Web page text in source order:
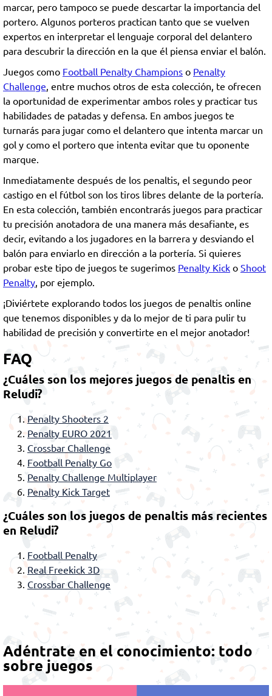
marcar, pero tampoco se puede descartar la importancia del
portero. Algunos porteros practican tanto que se vuelven
expertos en interpretar el lenguaje corporal del delantero
para descubrir la dirección en la que él piensa enviar el balón.
Juegos como Football Penalty Champions o Penalty
Challenge, entre muchos otros de esta colección, te ofrecen
la oportunidad de experimentar ambos roles y practicar tus
habilidades de patadas y defensa. En ambos juegos te
turnarás para jugar como el delantero que intenta marcar un
gol y como el portero que intenta evitar que tu oponente
marque.
Inmediatamente después de los penaltis, el segundo peor
castigo en el fútbol son los tiros libres delante de la portería.
En esta colección, también encontrarás juegos para practicar
tu precisión anotadora de una manera más desafiante, es
decir, evitando a los jugadores en la barrera y desviando el
balón para enviarlo en dirección a la portería. Si quieres
probar este tipo de juegos te sugerimos Penalty Kick o Shoot
Penalty, por ejemplo.
¡Diviértete explorando todos los juegos de penaltis online
que tenemos disponibles y da lo mejor de ti para pulir tu
habilidad de precisión y convertirte en el mejor anotador!
FAQ
¿Cuáles son los mejores juegos de penaltis en
Reludi?
Penalty Shooters 2
Penalty EURO 2021
Crossbar Challenge
Football Penalty Go
Penalty Challenge Multiplayer
Penalty Kick Target
¿Cuáles son los juegos de penaltis más recientes
en Reludi?
Football Penalty
Real Freekick 3D
Crossbar Challenge
Adéntrate en el conocimiento: todo
sobre juegos